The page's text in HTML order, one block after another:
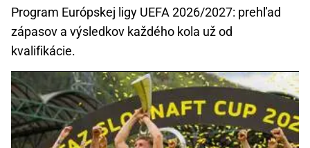
Program Európskej ligy UEFA 2026/2027: prehľad
zápasov a výsledkov každého kola už od
kvalifikácie.